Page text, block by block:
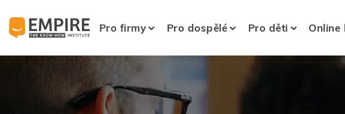
Pro firmy Pro dospělé Pro děti Online